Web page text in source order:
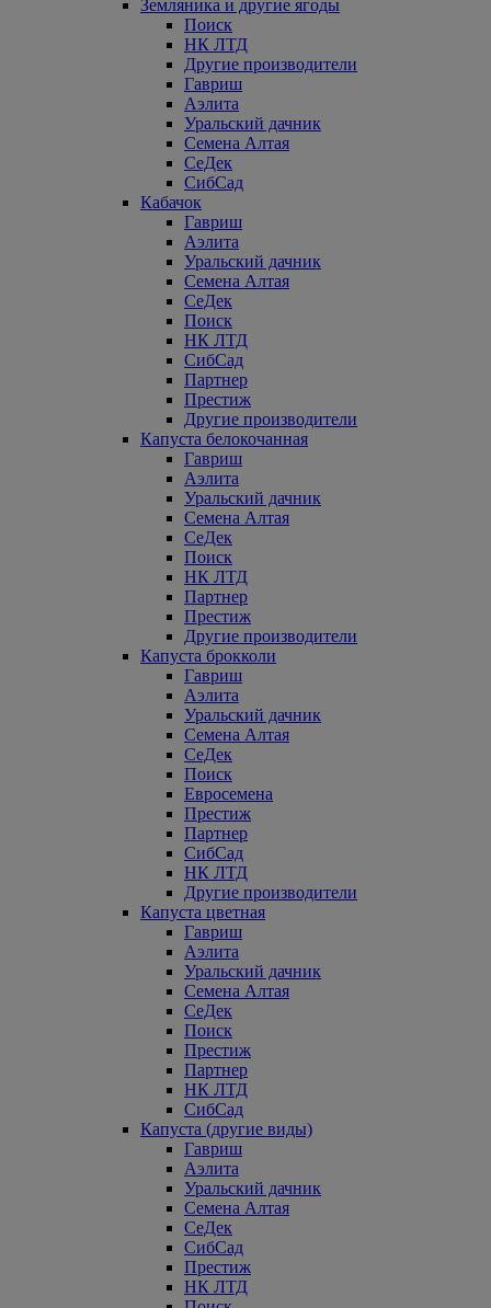
Земляника и другие ягоды
Поиск
НК ЛТД
Другие производители
Гавриш
Аэлита
Уральский дачник
Семена Алтая
СеДек
СибСад
Кабачок
Гавриш
Аэлита
Уральский дачник
Семена Алтая
СеДек
Поиск
НК ЛТД
СибСад
Партнер
Престиж
Другие производители
Капуста белокочанная
Гавриш
Аэлита
Уральский дачник
Семена Алтая
СеДек
Поиск
НК ЛТД
Партнер
Престиж
Другие производители
Капуста брокколи
Гавриш
Аэлита
Уральский дачник
Семена Алтая
СеДек
Поиск
Евросемена
Престиж
Партнер
СибСад
НК ЛТД
Другие производители
Капуста цветная
Гавриш
Аэлита
Уральский дачник
Семена Алтая
СеДек
Поиск
Престиж
Партнер
НК ЛТД
СибСад
Капуста (другие виды)
Гавриш
Аэлита
Уральский дачник
Семена Алтая
СеДек
СибСад
Престиж
НК ЛТД